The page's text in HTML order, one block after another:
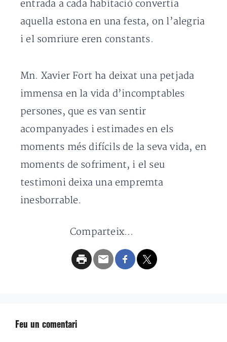
entrada a cada habitació convertia
aquella estona en una festa, on l’alegria
i el somriure eren constants.
Mn. Xavier Fort ha deixat una petjada
immensa en la vida d’incomptables
persones, que es van sentir
acompanyades i estimades en els
moments més difícils de la seva vida, en
moments de sofriment, i el seu
testimoni deixa una empremta
inesborrable.
Comparteix...
Feu un comentari